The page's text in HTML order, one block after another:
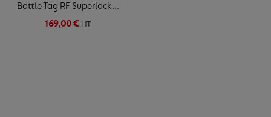
Bottle Tag RF Superlock...
169,00 € HT